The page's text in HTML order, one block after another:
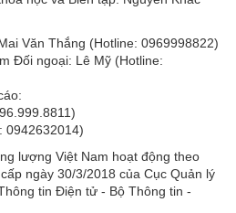
Văn Thắng (Hotline: 0969998822)
Đối ngoại: Lê Mỹ (Hotline:
0942632014)
lượng Việt Nam hoạt động theo
ngày 30/3/2018 của Cục Quản lý
tin Điện tử - Bộ Thông tin -